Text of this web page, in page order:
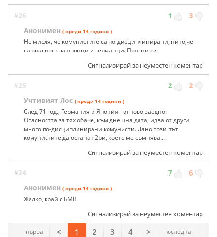
#26 1 3
Анонимен ( преди 14 години )
Не мисля, че комунистите са по-дисциплинирани, нито,че
са опасност за японци и германци. Поясни се.
Сигнализирай за неуместен коментар
#25 2 2
Учтивият Лос ( преди 14 години )
След 71 год., Германия и Япония - отново заедно.
Опасността за тях обаче, към днешна дата, идва от други
много по-дисциплинирани комунисти. Дано този път
комунистите да останат 2ри, което ме съмнява...
Сигнализирай за неуместен коментар
#24 7 6
Анонимен ( преди 14 години )
Жалко, край с БМВ.
Сигнализирай за неуместен коментар
първа < 1 2 3 4 > последна